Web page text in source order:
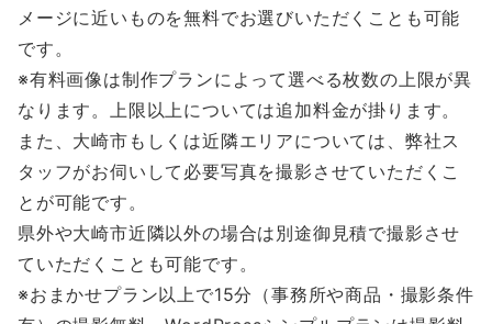
メージに近いものを無料でお選びいただくことも可能
です。
※有料画像は制作プランによって選べる枚数の上限が異
なります。上限以上については追加料金が掛ります。
また、大崎市もしくは近隣エリアについては、弊社ス
タッフがお伺いして必要写真を撮影させていただくこ
とが可能です。
県外や大崎市近隣以外の場合は別途御見積で撮影させ
ていただくことも可能です。
※おまかせプラン以上で15分（事務所や商品・撮影条件